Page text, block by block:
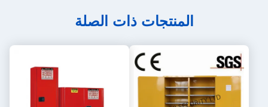
المنتجات ذات الصلة